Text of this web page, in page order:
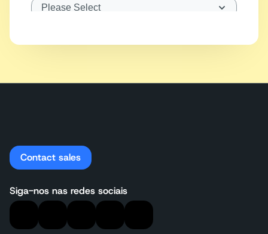
Contact sales
Siga-nos nas redes sociais